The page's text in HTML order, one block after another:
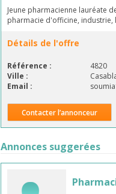
Jeune pharmacienne lauréate
pharmacie d'officine, industrie,
Détails de l'offre
Référence : 4820
Ville :
Email :
Contacter l’annonceur
Annonces suggerées